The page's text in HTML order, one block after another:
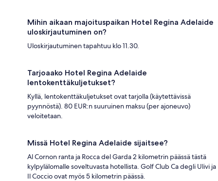
Mihin aikaan majoituspaikan Hotel Regina Adelaide
uloskirjautuminen on?
Uloskirjautuminen tapahtuu klo 11.30.
Tarjoaako Hotel Regina Adelaide
lentokenttäkuljetukset?
Kyllä, lentokenttäkuljetukset ovat tarjolla (käytettävissä
pyynnöstä). 80 EUR:n suuruinen maksu (per ajoneuvo)
veloitetaan.
Missä Hotel Regina Adelaide sijaitsee?
Al Cornon ranta ja Rocca del Garda 2 kilometrin päässä tästä
kylpylälomalle soveltuvasta hotellista. Golf Club Ca degli Ulivi ja
Il Coccio ovat myös 5 kilometrin päässä.